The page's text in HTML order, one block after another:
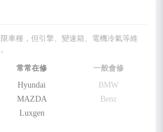
車種，但引擎、變速箱、電機冷氣等維
常常在修
Hyundai
MAZDA
Luxgen
一般會修
BMW
Benz